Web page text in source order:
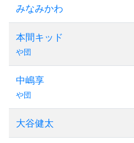
みなみかわ
本間キッド
や団
中嶋享
や団
大谷健太